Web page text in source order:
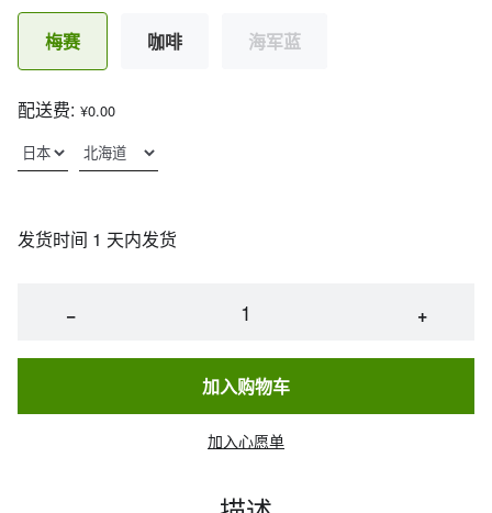
梅赛 咖啡 海军蓝
配送费: ¥0.00
发货时间 1 天内发货
− +
加入购物车
加入心愿单